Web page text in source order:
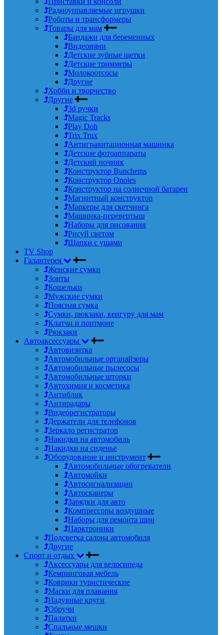
Радиоуправляемые игрушки
Роботы и трансформеры
Товары для мам
Бандажи для беременных
Видеоняни
Детские зубные щетки
Детские триммеры
Молокоотсосы
Другие
Хобби и творчество
Другие
3d ручки
Magic Tracks
Play Doh
Trix Trux
Антигравитационная машинка
Детские фотоаппараты
Детский ночник
Конструктор Bunchems
Конструктор Onoies
Конструктор на солнечной батареи
Магнитный конструктор
Маркеры для скетчинга
Машинка-перевертыш
Наборы для рисования
Рисуй светом
Шапки с ушами
TV Shop
Галантерея
Женские сумки
Зонты
Кошельки
Мужские сумки
Поясная сумка
Сумки, рюкзаки, кенгуру для мам
Клатчи и портмоне
Рюкзаки
Автоаксессуары
Автовизитка
Автомобильные органайзеры
Автомобильные пылесосы
Автомобильные шторки
Автохимия и косметика
Антиблик
Антирадары
Видеорегистраторы
Держатели для телефонов
Зеркало регистратор
Накидки на автомобиль
Накидки на сиденье
Оборудование и инструмент
Автомобильные обогреватели
Автомойки
Автосигнализации
Автосканеры
Зарядки для авто
Компрессоры воздушные
Наборы для ремонта шин
Парктроники
Подсветка салона автомобиля
Другие
Спорт и отдых
Аксессуары для велосипеда
Кемпинговая мебель
Коврики туристические
Маски для плавания
Надувные круги
Обручи
Палатки
Спальные мешки